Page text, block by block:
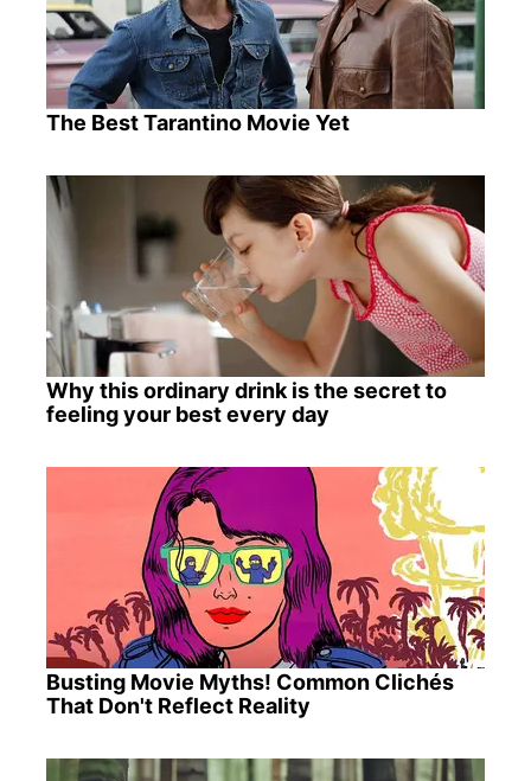
The Best Tarantino Movie Yet
Why this ordinary drink is the secret to
feeling your best every day
Busting Movie Myths! Common Clichés
That Don't Reflect Reality